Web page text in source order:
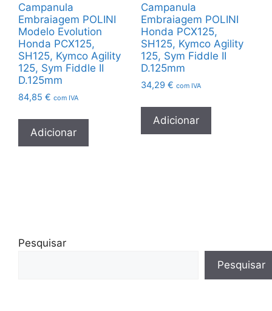
Campanula
Embraiagem POLINI
Modelo Evolution
Honda PCX125,
SH125, Kymco Agility
125, Sym Fiddle II
D.125mm
84,85 € com IVA
Adicionar
Campanula
Embraiagem POLINI
Honda PCX125,
SH125, Kymco Agility
125, Sym Fiddle II
D.125mm
34,29 € com IVA
Adicionar
Pesquisar
Pesquisar